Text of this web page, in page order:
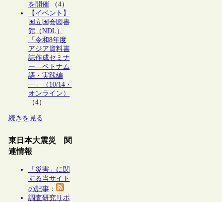
を開催（4）
【イベント】
国立国会図書
館（NDL）
「令和8年度
アジア資料書
誌作成セミナ
ー―ベトナム
語・実践編
―」（10/14・
オンライン）
（4）
続きを見る
東日本大震災 関
連情報
「災害」に関
する当サイト
の記事：
調査研究リポ